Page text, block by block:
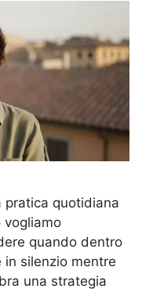
pratica quotidiana
vogliamo
quando dentro
in silenzio mentre
una strategia